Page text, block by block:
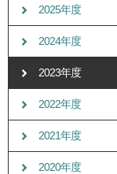
2025年度
2024年度
2023年度
2022年度
2021年度
2020年度